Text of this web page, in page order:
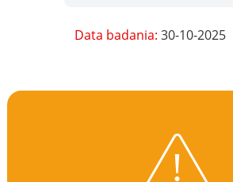
Data badania:30-10-2025